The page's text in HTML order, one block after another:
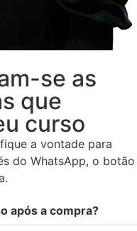
se as
que
curso
a vontade para
do WhatsApp, o botão
após a compra?